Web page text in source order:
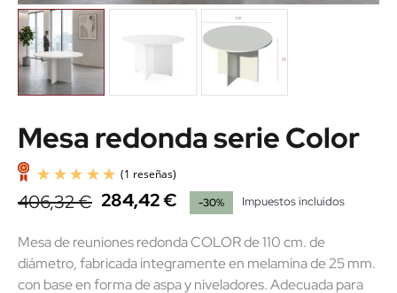
Mesa redonda serie Color
406,32 € 284,42 € -30% Impuestos incluidos
Mesa de reuniones redonda COLOR de 110 cm. de
diámetro, fabricada íntegramente en melamina de 25 mm.
con base en forma de aspa y niveladores. Adecuada para